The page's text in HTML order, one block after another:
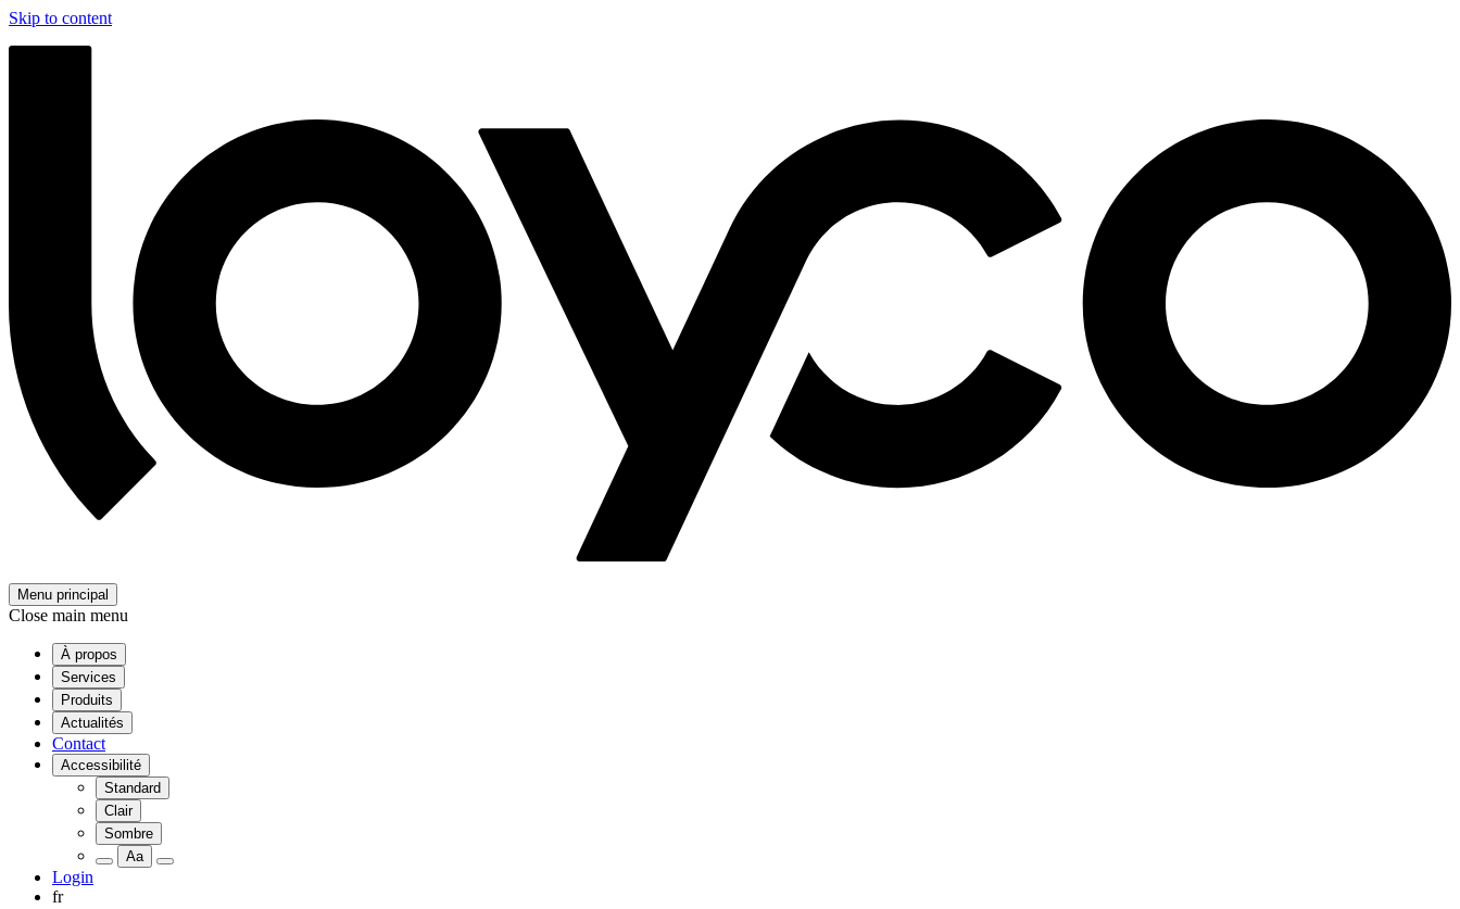
Skip to content
Menu principal
Close main menu
À propos
Services
Produits
Actualités
Contact
Accessibilité
Standard
Clair
Sombre
Aa
Login
fr